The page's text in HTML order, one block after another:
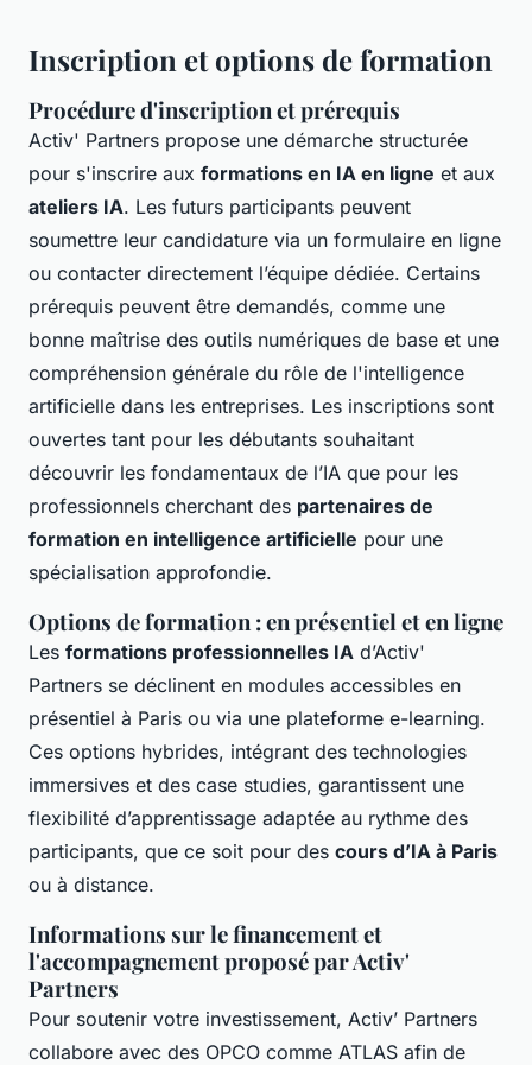
Inscription et options de formation
Procédure d'inscription et prérequis
Activ' Partners propose une démarche structurée
pour s'inscrire aux formations en IA en ligne et aux
ateliers IA. Les futurs participants peuvent
soumettre leur candidature via un formulaire en ligne
ou contacter directement l’équipe dédiée. Certains
prérequis peuvent être demandés, comme une
bonne maîtrise des outils numériques de base et une
compréhension générale du rôle de l'intelligence
artificielle dans les entreprises. Les inscriptions sont
ouvertes tant pour les débutants souhaitant
découvrir les fondamentaux de l’IA que pour les
professionnels cherchant des partenaires de
formation en intelligence artificielle pour une
spécialisation approfondie.
Options de formation : en présentiel et en ligne
Les formations professionnelles IA d’Activ'
Partners se déclinent en modules accessibles en
présentiel à Paris ou via une plateforme e-learning.
Ces options hybrides, intégrant des technologies
immersives et des case studies, garantissent une
flexibilité d’apprentissage adaptée au rythme des
participants, que ce soit pour des cours d’IA à Paris
ou à distance.
Informations sur le financement et
l'accompagnement proposé par Activ'
Partners
Pour soutenir votre investissement, Activ’ Partners
collabore avec des OPCO comme ATLAS afin de